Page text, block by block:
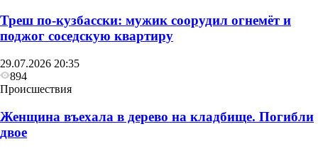
Треш по-кузбасски: мужик соорудил огнемёт и
поджог соседскую квартиру
29.07.2026 20:35
894
Происшествия
Женщина въехала в дерево на кладбище. Погибли
двое